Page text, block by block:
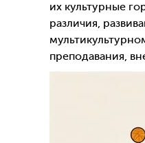
их культурные
различия,
преподавания,